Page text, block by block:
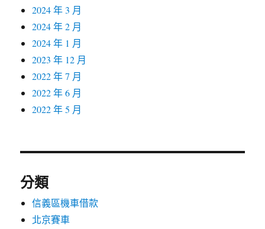
2024 年 3 月
2024 年 2 月
2024 年 1 月
2023 年 12 月
2022 年 7 月
2022 年 6 月
2022 年 5 月
分類
信義區機車借款
北京賽車